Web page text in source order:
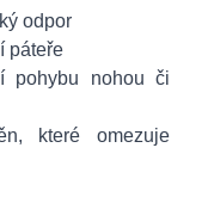
odpor
páteře
pohybu nohou či
které omezuje